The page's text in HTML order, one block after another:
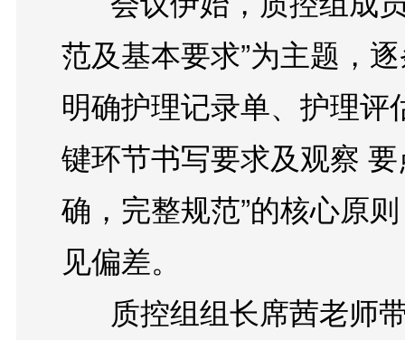
范及基本要求”为主题，
明确护理记录单、护理
键环节书写要求及观察
确，完整规范”的核心原
见偏差。